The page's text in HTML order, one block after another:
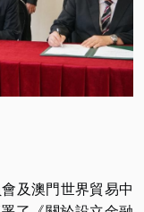
及澳門世界貿易中